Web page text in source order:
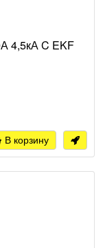
4,5кА C EKF
В корзину